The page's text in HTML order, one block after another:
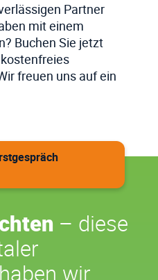
Partner
mit einem
Buchen Sie jetzt
freuen uns auf ein
– diese
wir